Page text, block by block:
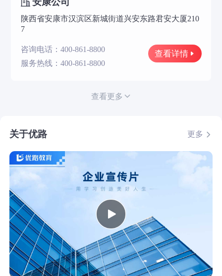
陕西省安康市汉滨区新城街道兴安东路君安大厦210
7
咨询电话：400-861-8800
服务热线：400-861-8800
查看详情
查看更多
关于优路 更多